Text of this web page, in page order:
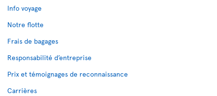
Info voyage
Notre flotte
Frais de bagages
Responsabilité d’entreprise
Prix et témoignages de reconnaissance
Carrières